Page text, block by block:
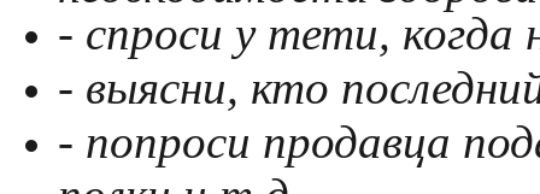
- спроси у тети, когда
- выясни, кто
- попроси продавца